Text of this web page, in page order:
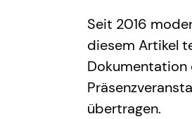
Seit 2016
diesem Artikel
Dokumentation
übertragen.